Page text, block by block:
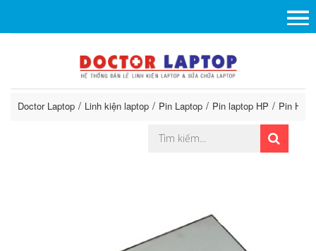
Doctor Laptop Linh kiện laptop Pin Laptop Pin laptop HP Pin HP